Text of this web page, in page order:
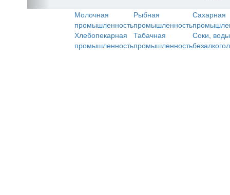
Молочная
промышленность
Рыбная
промышленность
Сахарная
Хлебопекарная
промышленность
Табачная
промышленность
Соки,